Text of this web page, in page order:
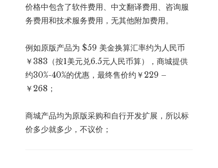
价格中包含了软件费用、中文翻译费用、咨询服
务费用和技术服务费用，无其他附加费用。
例如原版产品为 $59 美金换算汇率约为人民币
￥383（按1美元兑6.5元人民币算），商城提供
约30%-40%的优惠，最终售价约￥229 –
￥268；
商城产品均为原版采购和自行开发扩展，所以标
价多少就多少，不议价；